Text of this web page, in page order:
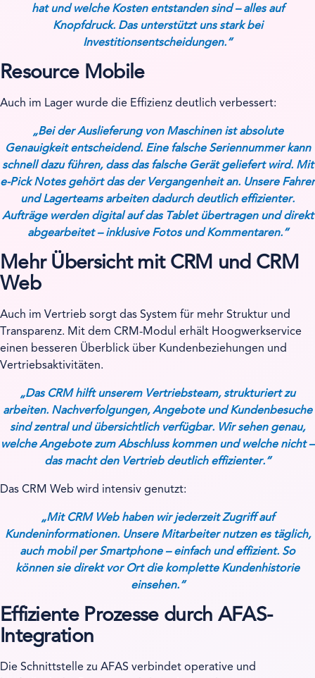
hat und welche Kosten entstanden sind – alles auf
Knopfdruck. Das unterstützt uns stark bei
Investitionsentscheidungen.“
Resource Mobile
Auch im Lager wurde die Effizienz deutlich verbessert:
„Bei der Auslieferung von Maschinen ist absolute
Genauigkeit entscheidend. Eine falsche Seriennummer kann
schnell dazu führen, dass das falsche Gerät geliefert wird. Mit
e-Pick Notes gehört das der Vergangenheit an. Unsere Fahrer
und Lagerteams arbeiten dadurch deutlich effizienter.
Aufträge werden digital auf das Tablet übertragen und direkt
abgearbeitet – inklusive Fotos und Kommentaren.“
Mehr Übersicht mit CRM und CRM
Web
Auch im Vertrieb sorgt das System für mehr Struktur und
Transparenz. Mit dem CRM-Modul erhält Hoogwerkservice
einen besseren Überblick über Kundenbeziehungen und
Vertriebsaktivitäten.
„Das CRM hilft unserem Vertriebsteam, strukturiert zu
arbeiten. Nachverfolgungen, Angebote und Kundenbesuche
sind zentral und übersichtlich verfügbar. Wir sehen genau,
welche Angebote zum Abschluss kommen und welche nicht –
das macht den Vertrieb deutlich effizienter.“
Das CRM Web wird intensiv genutzt:
„Mit CRM Web haben wir jederzeit Zugriff auf
Kundeninformationen. Unsere Mitarbeiter nutzen es täglich,
auch mobil per Smartphone – einfach und effizient. So
können sie direkt vor Ort die komplette Kundenhistorie
einsehen.“
Effiziente Prozesse durch AFAS-
Integration
Die Schnittstelle zu AFAS verbindet operative und